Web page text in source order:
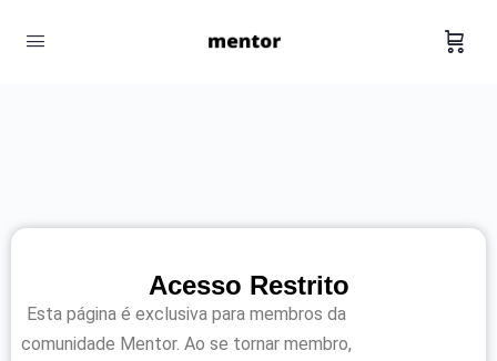
Acesso Restrito
Esta página é exclusiva para membros da
comunidade Mentor. Ao se tornar membro,